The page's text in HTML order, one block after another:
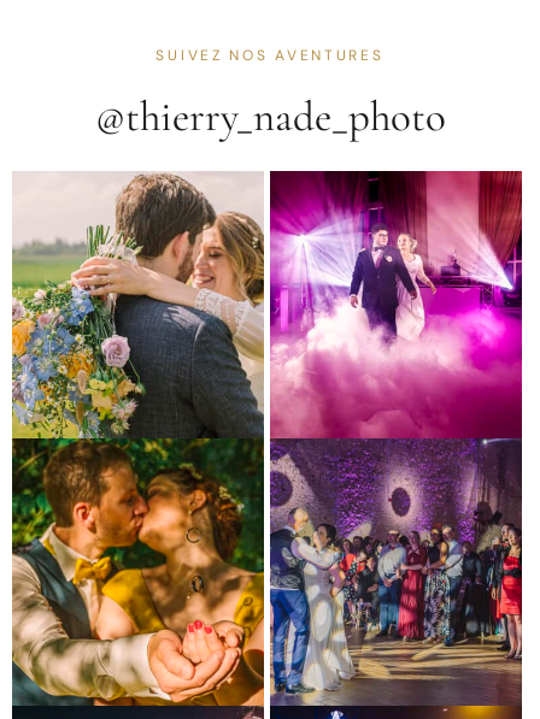
SUIVEZ NOS AVENTURES
@thierry_nade_photo